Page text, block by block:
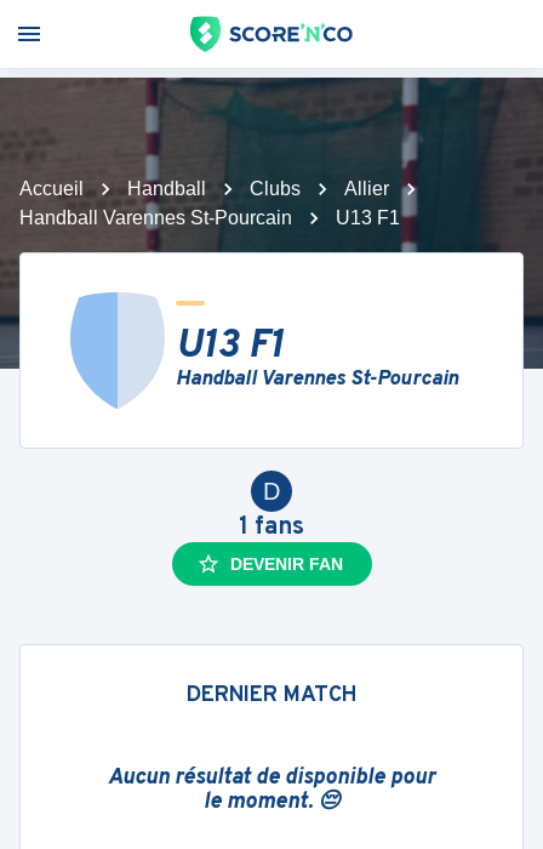
Accueil Handball Clubs
Allier
Handball Varennes St-Pourcain
U13 F1
U13 F1
Handball Varennes St-Pourcain
D
1 fans
DEVENIR FAN
DERNIER MATCH
Aucun résultat de disponible pour
le moment. 😔